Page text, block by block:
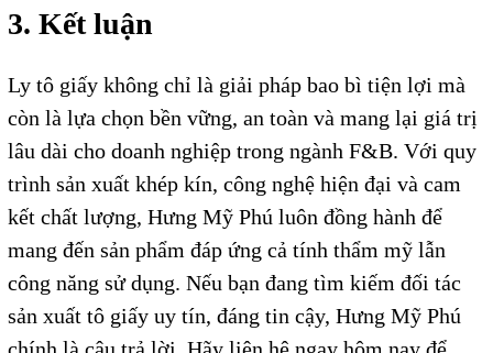
3. Kết luận
Ly tô giấy không chỉ là giải pháp bao bì tiện lợi mà
còn là lựa chọn bền vững, an toàn và mang lại giá trị
lâu dài cho doanh nghiệp trong ngành F&B. Với quy
trình sản xuất khép kín, công nghệ hiện đại và cam
kết chất lượng, Hưng Mỹ Phú luôn đồng hành để
mang đến sản phẩm đáp ứng cả tính thẩm mỹ lẫn
công năng sử dụng. Nếu bạn đang tìm kiếm đối tác
sản xuất tô giấy uy tín, đáng tin cậy, Hưng Mỹ Phú